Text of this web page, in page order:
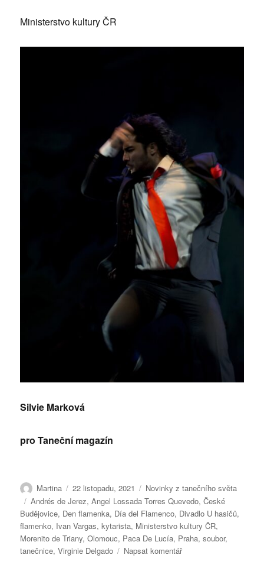
Ministerstvo kultury ČR
Silvie Marková
pro Taneční magazín
Autor:
Martina Publikováno:
22 listopadu, 2021 Rubriky:
Novinky z tanečního světa
Štítky:
Andrés de Jerez,Angel Lossada Torres Quevedo,České
Budějovice, Den flamenka, Día del Flamenco, Divadlo U hasičů,
flamenko, Ivan Vargas,kytarista, Ministerstvo kultury ČR,
Morenito de Triany,Olomouc, Paca De Lucía, Praha,soubor,
tanečnice,Virginie Delgado Napsat komentářpro